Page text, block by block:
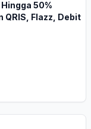
50%
QRIS, Flazz, Debit